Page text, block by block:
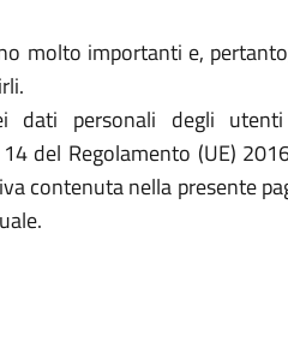
molto importanti e,
dati personali degli
del Regolamento (UE)
contenuta nella presente